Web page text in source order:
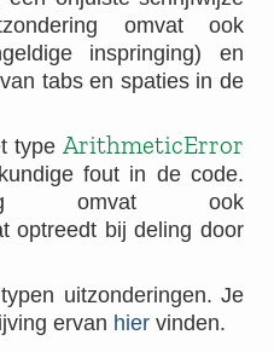
omvat ook
inspringing) en
tabs en spaties in de
type ArithmeticError
fout in de code.
omvat ook
optreedt bij deling door
uitzonderingen. Je
ervan hier vinden.